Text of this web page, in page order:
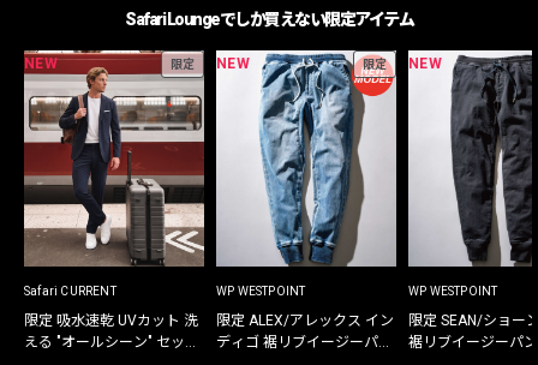
Safari Loungeでしか買えない限定アイテム
NEW 限定
Safari CURRENT
限定 吸水速乾 UVカット 洗
える "オールシーン" セット
NEW 限定
WP WESTPOINT
限定 ALEX/アレックス イン
ディゴ 裾リブイージーパン
NEW
WP WESTPOINT
限定 SEAN/ショー
裾リブイージーパ